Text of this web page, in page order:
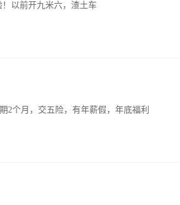
以前开九米六，渣土车
2个月，交五险，有年薪假，年底福利